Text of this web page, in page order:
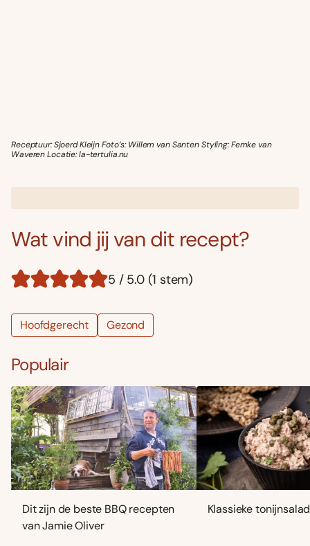
Receptuur: Sjoerd Kleijn Foto’s: Willem van Santen Styling: Femke van
Waveren Locatie: la-tertulia.nu
Wat vind jij van dit recept?
5 / 5.0 (1 stem)
Hoofdgerecht Gezond
Populair
Dit zijn de beste BBQ recepten
van Jamie Oliver
Klassieke